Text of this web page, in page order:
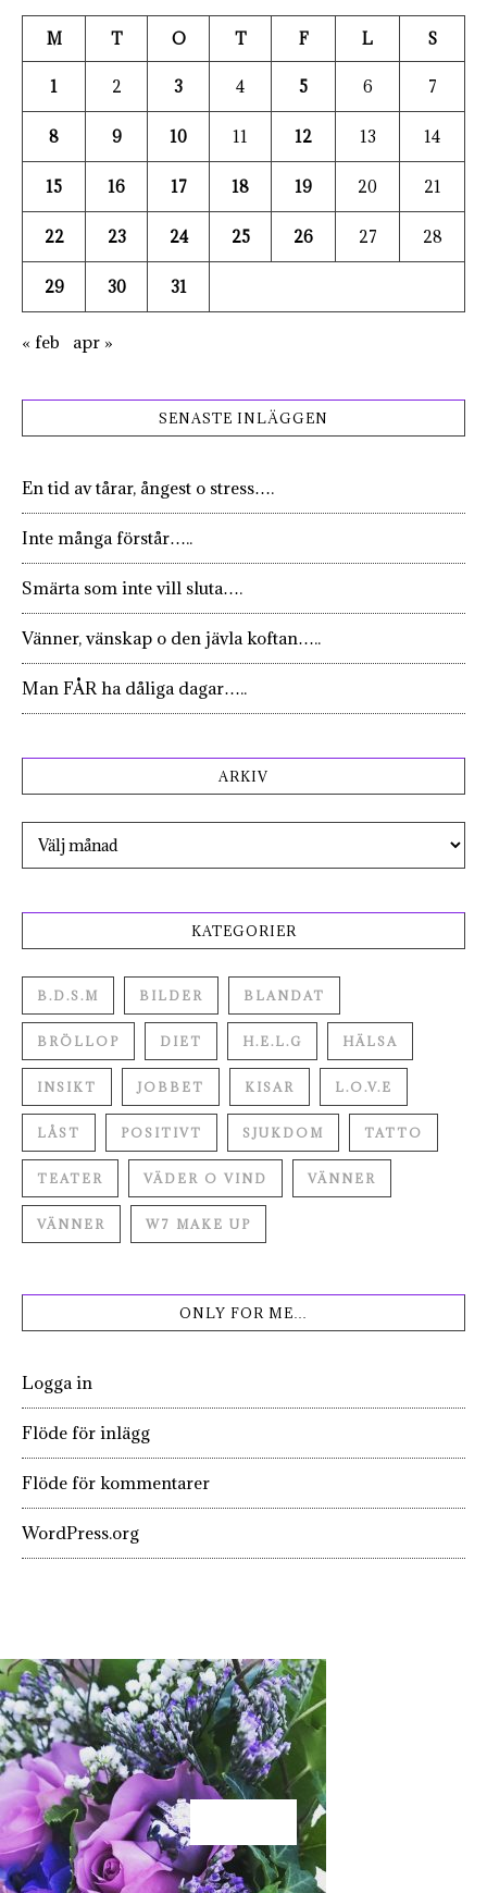
M T O T F L S
1 2 3 4 5 6 7
8 9 10 11 12 13 14
15 16 17 18 19 20 21
22 23 24 25 26 27 28
29 30 31
« feb apr »
SENASTE INLÄGGEN
En tid av tårar, ångest o stress….
Inte många förstår…..
Smärta som inte vill sluta….
Vänner, vänskap o den jävla koftan…..
Man FÅR ha dåliga dagar…..
ARKIV
Arkiv
KATEGORIER
B.D.S.M BILDER BLANDAT
BRÖLLOP DIET H.E.L.G HÄLSA
INSIKT JOBBET KISAR L.O.V.E
LÅST POSITIVT SJUKDOM TATTO
TEATER VÄDER O VIND VÄNNER
VÄNNER W7 MAKE UP
ONLY FOR ME…
Logga in
Flöde för inlägg
Flöde för kommentarer
WordPress.org